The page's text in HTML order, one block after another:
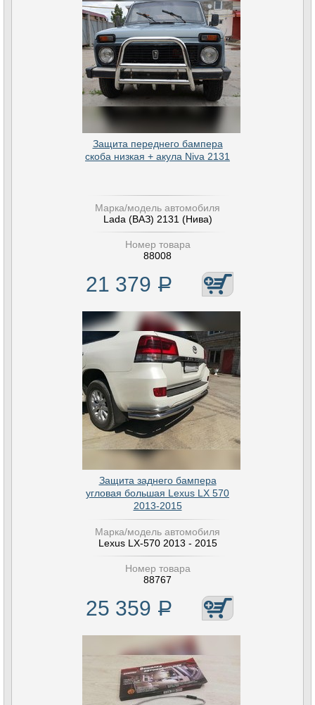
Защита переднего бампера
скоба низкая + акула Niva 2131
Марка/модель автомобиля
Lada (ВАЗ) 2131 (Нива)
Номер товара
88008
21 379 Р
Защита заднего бампера
угловая большая Lexus LX 570
2013-2015
Марка/модель автомобиля
Lexus LX-570 2013 - 2015
Номер товара
88767
25 359 Р